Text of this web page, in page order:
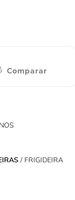
Comparar
/ FRIGIDEIRA